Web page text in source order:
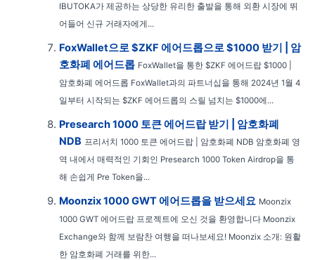
IBUTOKA가 제공하는 상당한 유리한 출발을 통해 외환 시장에 뛰
어들어 신규 거래자에게...
FoxWallet으로 $ZKF 에어드롭으로 $1000 받기 | 암
호화폐 에어드롭 FoxWallet을 통한 $ZKF 에어드랍 $1000 |
암호화폐 에어드롭 FoxWallet과의 파트너십을 통해 2024년 1월 4
일부터 시작되는 $ZKF 에어드롭의 스릴 넘치는 $1000에...
Presearch 1000 토큰 에어드랍 받기 | 암호화폐
NDB 프리서치 1000 토큰 에어드랍 | 암호화폐 NDB 암호화폐 영
역 내에서 매력적인 기회인 Presearch 1000 Token Airdrop을 통
해 손쉽게 Pre Token을...
Moonzix 1000 GWT 에어드롭을 받으세요 Moonzix
1000 GWT 에어드랍 프로젝트에 오신 것을 환영합니다 Moonzix
Exchange와 함께 보람찬 여행을 떠나보세요! Moonzix 소개: 원활
한 암호화폐 거래를 위한...